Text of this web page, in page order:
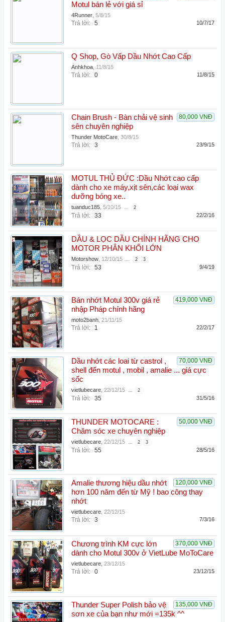
Motul bán lẻ với giá sỉ
4Runner 5/8/15
Trả lời: 5 10/7/17
Q Shop, Gò Vấp Dầu Nhớt Cao Cấp
Anhkhoa 11/8/15
Trả lời: 0 11/8/15
80,000 VNĐ
Chain Brush - Bàn chải vệ sinh
sên chuyên nghiệp
Thunder MotoCare 30/8/15
Trả lời: 3 23/9/15
MOTUL THỦ ĐỨC :Dầu Nhớt cao cấp
dành cho xe máy,xịt sên,các loại wax
dưỡng bóng xe..
tuanduc185 5/10/15 ... 2
Trả lời: 33 22/2/16
DẦU & LỌC DẦU CHÍNH HÃNG CHO
MOTOR PHÂN KHỐI LỚN
Motorshow 12/10/15 ... 2 3
Trả lời: 53 9/4/19
419,000 VNĐ
Bán nhớt Motul 300v giá rẻ
nhập Pháp chính hãng
moto2banh 21/11/15
Trả lời: 1 22/2/17
70,000 VNĐ
Dầu nhớt các loai từ castrol ,
shell đến motul , mobil , amalie ... giá cực
sốc
vietlubecare 22/12/15 ... 2
Trả lời: 35 31/5/16
50,000 VNĐ
THUNDER MOTOCARE :
Chăm sóc xe chuyên nghiệp
vietlubecare 22/12/15 ... 2 3
Trả lời: 55 28/5/16
120,000 VNĐ
Amalie thương hiệu dầu nhớt
hơn 100 năm đến từ Mỹ ! bao công thay
nhớt
vietlubecare 22/12/15
Trả lời: 3 7/3/16
370,000 VNĐ
Chương trình KM cực lớn
dành cho Motul 300v ở VietLube MoToCare
vietlubecare 23/12/15
Trả lời: 0 23/12/15
135,000 VNĐ
Thunder Super Polish bảo vệ
sơn xe của bạn như mới =135k ^^